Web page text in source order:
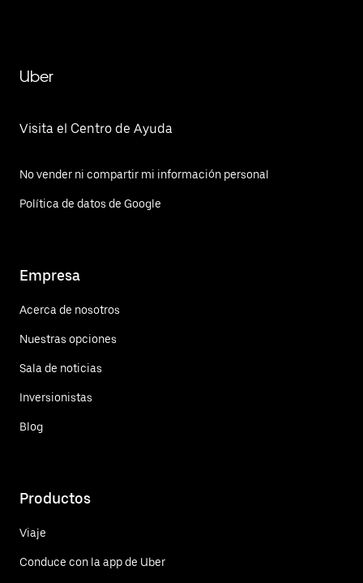
Uber
Visita el Centro de Ayuda
No vender ni compartir mi información personal
Política de datos de Google
Empresa
Acerca de nosotros
Nuestras opciones
Sala de noticias
Inversionistas
Blog
Productos
Viaje
Conduce con la app de Uber